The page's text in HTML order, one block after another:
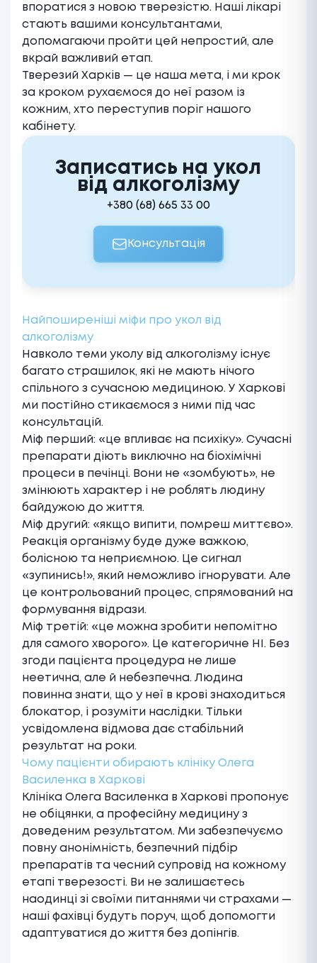
впоратися з новою тверезістю. Наші лікарі
стають вашими консультантами,
допомагаючи пройти цей непростий, але
вкрай важливий етап.
Тверезий Харків — це наша мета, і ми крок
за кроком рухаємося до неї разом із
кожним, хто переступив поріг нашого
кабінету.
Записатись на укол
від алкоголізму
+380 (68) 665 33 00
Консультація
Найпоширеніші міфи про укол від
алкоголізму
Навколо теми уколу від алкоголізму існує
багато страшилок, які не мають нічого
спільного з сучасною медициною. У Харкові
ми постійно стикаємося з ними під час
консультацій.
Міф перший: «це впливає на психіку». Сучасні
препарати діють виключно на біохімічні
процеси в печінці. Вони не «зомбують», не
змінюють характер і не роблять людину
байдужою до життя.
Міф другий: «якщо випити, помреш миттєво».
Реакція організму буде дуже важкою,
болісною та неприємною. Це сигнал
«зупинись!», який неможливо ігнорувати. Але
це контрольований процес, спрямований на
формування відрази.
Міф третій: «це можна зробити непомітно
для самого хворого». Це категоричне НІ. Без
згоди пацієнта процедура не лише
неетична, але й небезпечна. Людина
повинна знати, що у неї в крові знаходиться
блокатор, і розуміти наслідки. Тільки
усвідомлена відмова дає стабільний
результат на роки.
Чому пацієнти обирають клініку Олега
Василенка в Харкові
Клініка Олега Василенка в Харкові пропонує
не обіцянки, а професійну медицину з
доведеним результатом. Ми забезпечуємо
повну анонімність, безпечний підбір
препаратів та чесний супровід на кожному
етапі тверезості. Ви не залишаєтесь
наодинці зі своїми питаннями чи страхами —
наші фахівці будуть поруч, щоб допомогти
адаптуватися до життя без допінгів.